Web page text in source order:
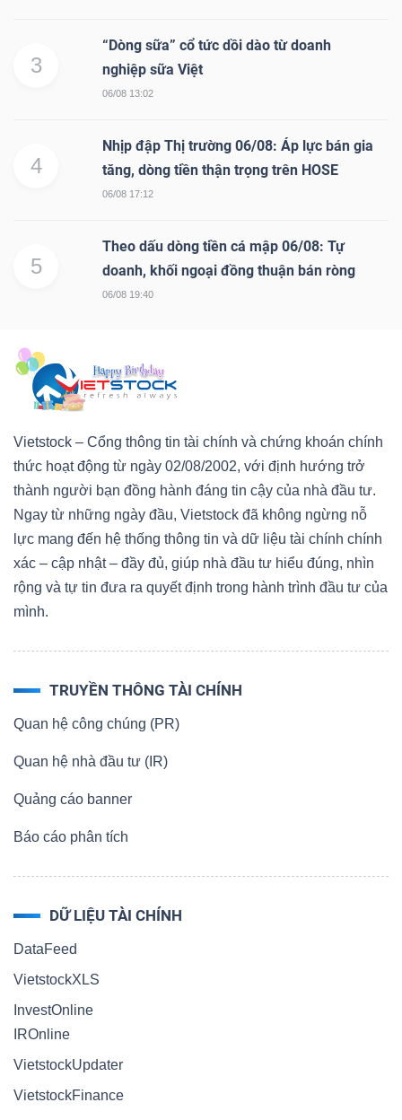
3
“Dòng sữa” cổ tức dồi dào từ doanh
nghiệp sữa Việt
06/08 13:02
4
Nhịp đập Thị trường 06/08: Áp lực bán gia
tăng, dòng tiền thận trọng trên HOSE
06/08 17:12
5
Theo dấu dòng tiền cá mập 06/08: Tự
doanh, khối ngoại đồng thuận bán ròng
06/08 19:40
Vietstock – Cổng thông tin tài chính và chứng khoán chính
thức hoạt động từ ngày 02/08/2002, với định hướng trở
thành người bạn đồng hành đáng tin cậy của nhà đầu tư.
Ngay từ những ngày đầu, Vietstock đã không ngừng nỗ
lực mang đến hệ thống thông tin và dữ liệu tài chính chính
xác – cập nhật – đầy đủ, giúp nhà đầu tư hiểu đúng, nhìn
rộng và tự tin đưa ra quyết định trong hành trình đầu tư của
mình.
TRUYỀN THÔNG TÀI CHÍNH
Quan hệ công chúng (PR)
Quan hệ nhà đầu tư (IR)
Quảng cáo banner
Báo cáo phân tích
DỮ LIỆU TÀI CHÍNH
DataFeed
VietstockXLS
InvestOnline
IROnline
VietstockUpdater
VietstockFinance